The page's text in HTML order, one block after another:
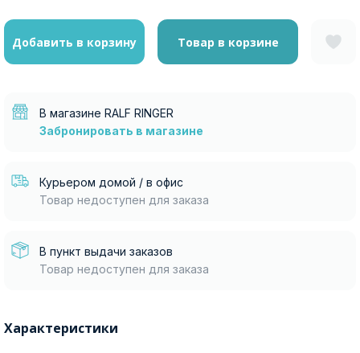
Добавить в корзину Товар в корзине
В магазине RALF RINGER
Забронировать в магазине
Курьером домой / в офис
Товар недоступен для заказа
В пункт выдачи заказов
Товар недоступен для заказа
Характеристики